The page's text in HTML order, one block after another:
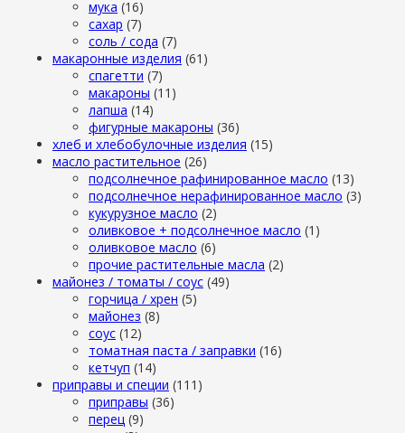
мука (16)
сахар (7)
cоль / cода (7)
макаронные изделия (61)
cпагетти (7)
макароны (11)
лапша (14)
фигурные макароны (36)
хлеб и хлебобулочные изделия (15)
масло растительное (26)
подсолнечное рафинированное масло (13)
подсолнечное нерафинированное масло (3)
кукурузное масло (2)
оливковое + подсолнечное масло (1)
оливковое масло (6)
прочие растительные масла (2)
майонез / томаты / соус (49)
горчица / хрен (5)
майонез (8)
соус (12)
томатная паста / заправки (16)
кетчуп (14)
приправы и специи (111)
приправы (36)
перец (9)